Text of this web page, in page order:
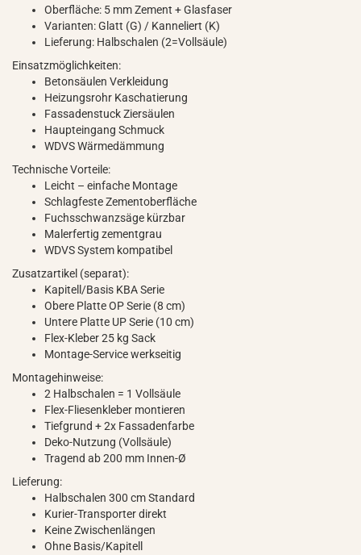
Oberfläche: 5 mm Zement + Glasfaser
Varianten: Glatt (G) / Kanneliert (K)
Lieferung: Halbschalen (2=Vollsäule)
Einsatzmöglichkeiten:
Betonsäulen Verkleidung
Heizungsrohr Kaschatierung
Fassadenstuck Ziersäulen
Haupteingang Schmuck
WDVS Wärmedämmung
Technische Vorteile:
Leicht – einfache Montage
Schlagfeste Zementoberfläche
Fuchsschwanzsäge kürzbar
Malerfertig zementgrau
WDVS System kompatibel
Zusatzartikel (separat):
Kapitell/Basis KBA Serie
Obere Platte OP Serie (8 cm)
Untere Platte UP Serie (10 cm)
Flex-Kleber 25 kg Sack
Montage-Service werkseitig
Montagehinweise:
2 Halbschalen = 1 Vollsäule
Flex-Fliesenkleber montieren
Tiefgrund + 2x Fassadenfarbe
Deko-Nutzung (Vollsäule)
Tragend ab 200 mm Innen-Ø
Lieferung:
Halbschalen 300 cm Standard
Kurier-Transporter direkt
Keine Zwischenlängen
Ohne Basis/Kapitell